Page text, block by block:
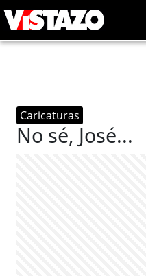
Caricaturas
No sé, José...